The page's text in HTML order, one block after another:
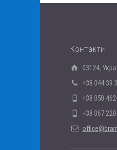
Контакти
03124,
+38 044 39
+38 050
+38 067